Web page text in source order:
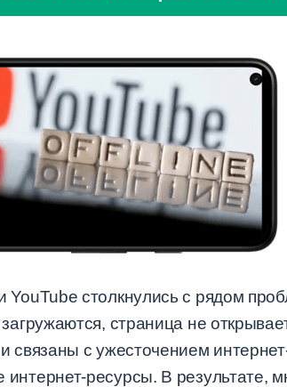
столкнулись с рядом
страница не
связаны с ужесточением
ресурсы. В результате,